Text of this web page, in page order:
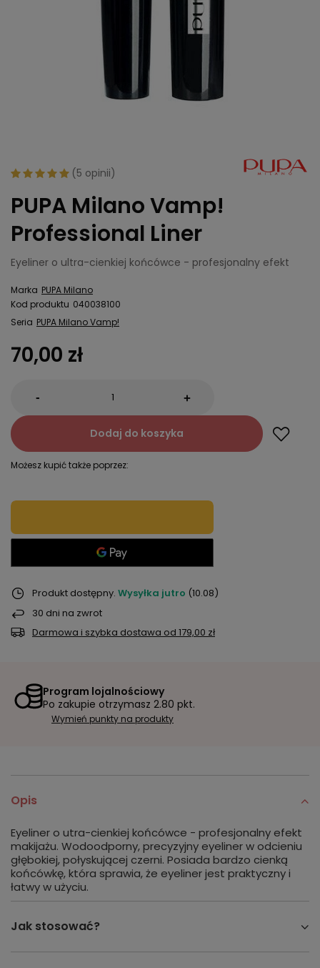
(5 opinii)
PUPA Milano Vamp!
Professional Liner
Eyeliner o ultra-cienkiej końcówce - profesjonalny efekt
Marka PUPA Milano
Kod produktu 040038100
Seria PUPA Milano Vamp!
70,00 zł
- +
Dodaj do koszyka
Możesz kupić także poprzez:
Produkt dostępny Wysyłka jutro (10.08)
30 dni na zwrot
Darmowa i szybka dostawa od 179,00 zł
Program lojalnościowy
Po zakupie otrzymasz 2.80 pkt.
Wymień punkty na produkty
Opis
Eyeliner o utra-cienkiej końcówce - profesjonalny efekt
makijażu. Wodoodporny, precyzyjny eyeliner w odcieniu
głębokiej, połyskującej czerni. Posiada bardzo cienką
końcówkę, która sprawia, że eyeliner jest praktyczny i
łatwy w użyciu.
Jak stosować?